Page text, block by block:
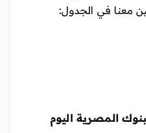
معنا في الجدول:
المصرية اليوم